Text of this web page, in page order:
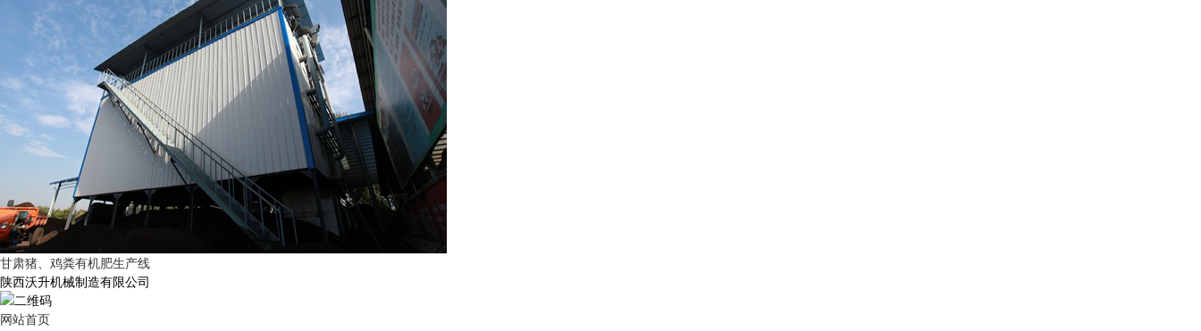
甘肃猪、鸡粪有机肥生产线
陕西沃升机械制造有限公司
网站首页